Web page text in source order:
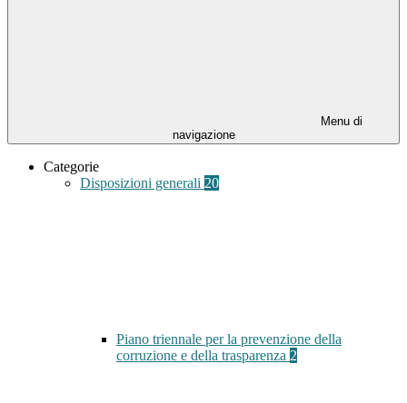
Menu di
navigazione
Categorie
Disposizioni generali 20
Piano triennale per la prevenzione della
corruzione e della trasparenza 2